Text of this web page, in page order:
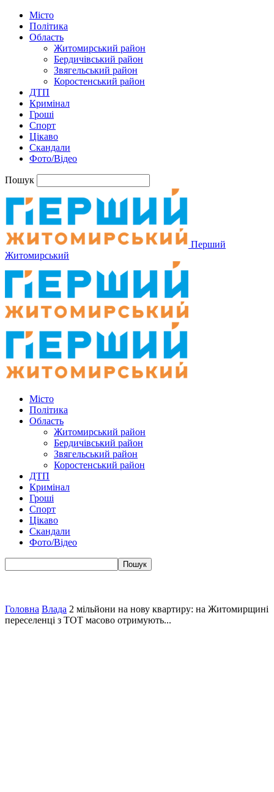
Місто
Політика
Область
Житомирський район
Бердичівський район
Звягельський район
Коростенський район
ДТП
Кримінал
Гроші
Спорт
Цікаво
Скандали
Фото/Відео
Пошук
Перший
Житомирський
Місто
Політика
Область
Житомирський район
Бердичівський район
Звягельський район
Коростенський район
ДТП
Кримінал
Гроші
Спорт
Цікаво
Скандали
Фото/Відео
Головна Влада 2 мільйони на нову квартиру: на Житомирщині
переселенці з ТОТ масово отримують...